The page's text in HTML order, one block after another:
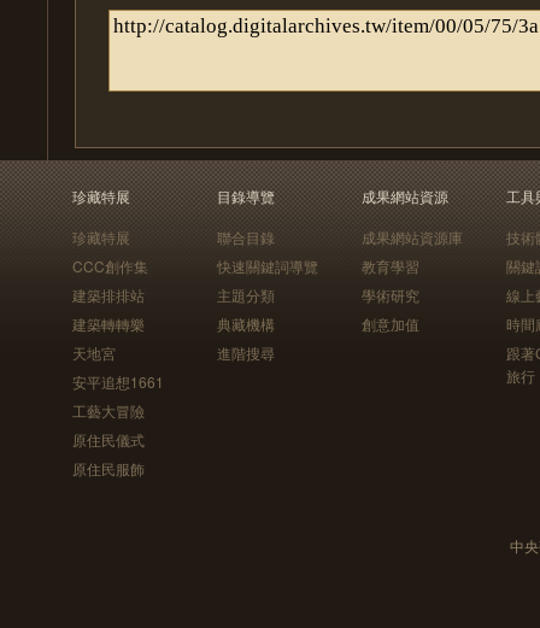
珍藏特展
珍藏特展
CCC創作集
建築排排站
建築轉轉樂
天地宮
安平追想1661
工藝大冒險
原住民儀式
原住民服飾
目錄導覽
聯合目錄
快速關鍵詞導覽
主題分類
典藏機構
進階搜尋
成果網站資源
成果網站資源庫
教育學習
學術研究
創意加值
工具
技術
關鍵
線上
時間
跟
旅行
中